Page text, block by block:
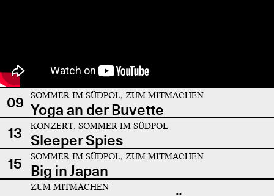
09 SOMMER IM SÜDPOL, ZUM MITMACHEN
Yoga an der Buvette
13
KONZERT, SOMMER IM SÜDPOL
Sleeper Spies
15
SOMMER IM SÜDPOL, ZUM MITMACHEN
Big in Japan
ZUM MITMACHEN